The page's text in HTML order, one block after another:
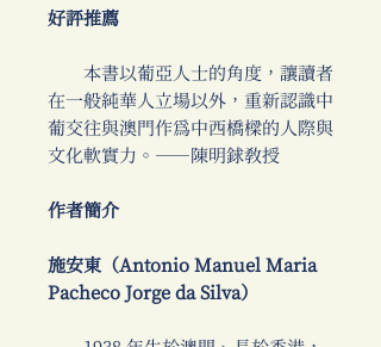
好評推薦
本書以葡亞人士的角度，讓讀者
在一般純華人立場以外，重新認識中
葡交往與澳門作為中西橋樑的人際與
文化軟實力。──陳明銶教授
作者簡介
施安東（Antonio Manuel Maria
Pacheco Jorge da Silva）